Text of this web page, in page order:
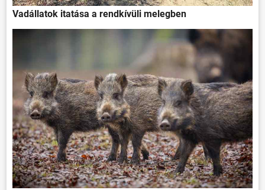
Vadállatok itatása a rendkívüli melegben